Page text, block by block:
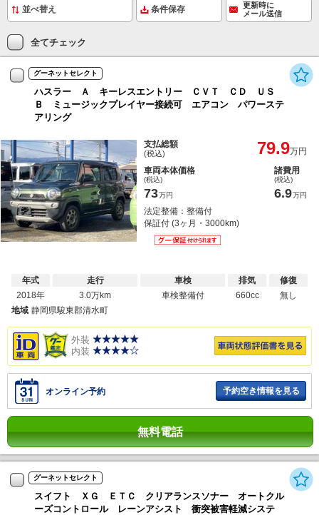
条件保存
更新時に
メール送信
全てチェック
グーネットセレクト
ハスラー Ａ キーレスエントリー ＣＶＴ ＣＤ ＵＳ
Ｂ ミュージックプレイヤー接続可 エアコン パワーステ
アリング
支払総額
(税込) 79.9万円
車両本体価格
(税込)
73万円
諸費用
(税込)
6.9万円
法定整備：整備付
保証付 (3ヶ月・3000km)
年式
2018年
走行
3.0万km
車検
車検整備付
排気
660cc
修復
無し
地域 静岡県駿東郡清水町
外装
内装
オンライン予約 予約空き情報を見る
無料電話
グーネットセレクト
スイフト ＸＧ ＥＴＣ クリアランスソナー オートクル
ーズコントロール レーンアシスト 衝突被害軽減システ